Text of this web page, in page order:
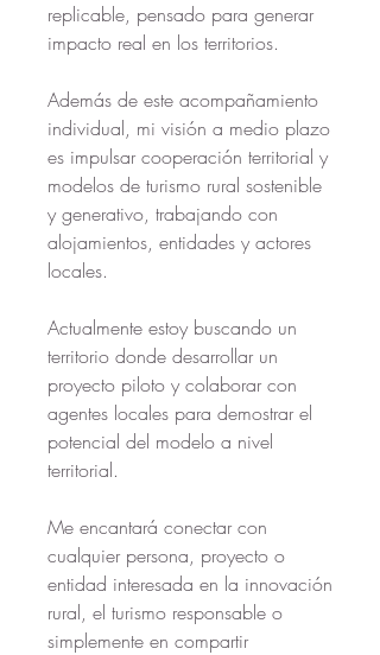
replicable, pensado para generar
impacto real en los territorios.
Además de este acompañamiento
individual, mi visión a medio plazo
es impulsar cooperación territorial y
modelos de turismo rural sostenible
y generativo, trabajando con
alojamientos, entidades y actores
locales.
Actualmente estoy buscando un
territorio donde desarrollar un
proyecto piloto y colaborar con
agentes locales para demostrar el
potencial del modelo a nivel
territorial.
Me encantará conectar con
cualquier persona, proyecto o
entidad interesada en la innovación
rural, el turismo responsable o
simplemente en compartir